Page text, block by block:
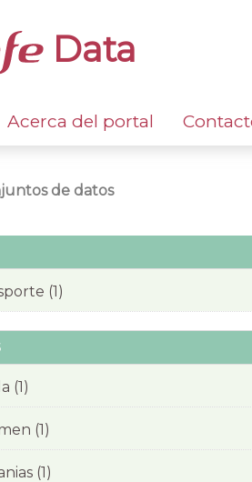
Data
Acerca del portal
de datos
(1)
(1)
(1)
(1)